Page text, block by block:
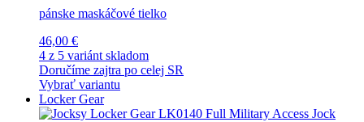
pánske maskáčové tielko
46,00 €
4 z 5 variánt skladom
Doručíme zajtra po celej SR
Vybrať variantu
Locker Gear